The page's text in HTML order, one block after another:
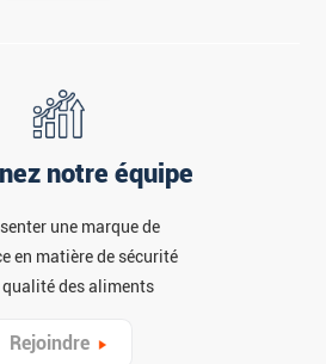
notre équipe
une marque de
en matière de sécurité
qualité des aliments
Rejoindre